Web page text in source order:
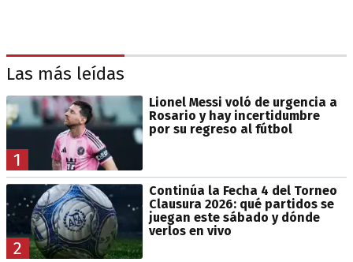
Las más leídas
1
Lionel Messi voló de urgencia a
Rosario y hay incertidumbre
por su regreso al fútbol
2
Continúa la Fecha 4 del Torneo
Clausura 2026: qué partidos se
juegan este sábado y dónde
verlos en vivo